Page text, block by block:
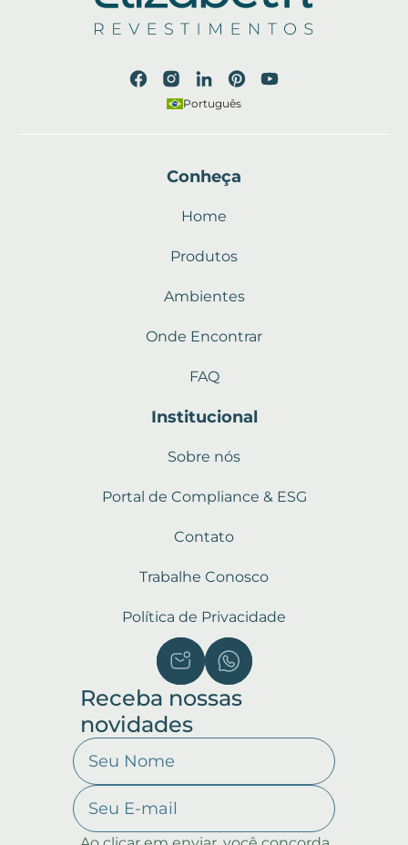
Português
Conheça
Home
Produtos
Ambientes
Onde Encontrar
FAQ
Institucional
Sobre nós
Portal de Compliance & ESG
Contato
Trabalhe Conosco
Política de Privacidade
Receba nossas
novidades